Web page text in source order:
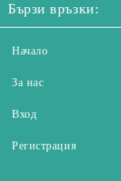
Бързи връзки:
Начало
За нас
Вход
Регистрация